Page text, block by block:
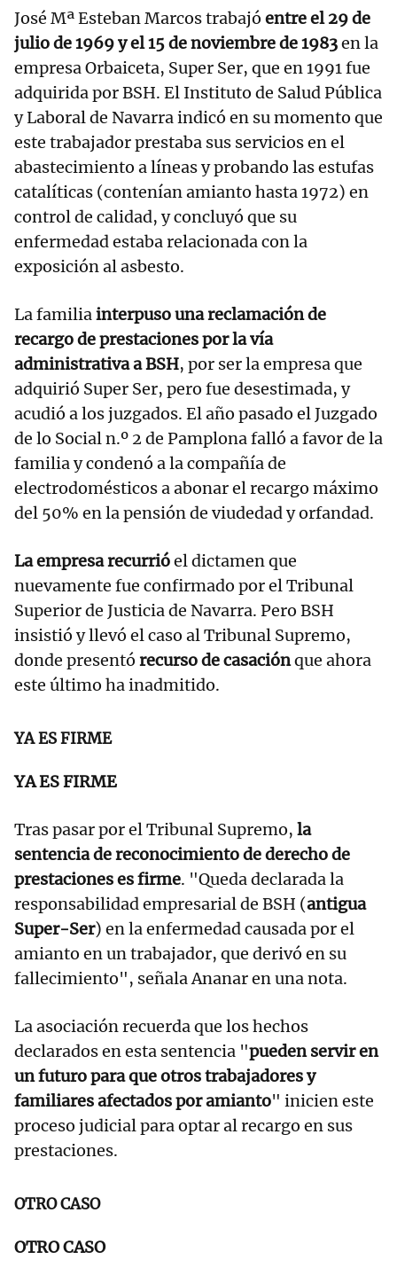
José Mª Esteban Marcos trabajó entre el 29 de
julio de 1969 y el 15 de noviembre de 1983en la
empresa Orbaiceta, Super Ser, que en 1991 fue
adquirida por BSH. El Instituto de Salud Pública
y Laboral de Navarra indicó en su momento que
este trabajador prestaba sus servicios en el
abastecimiento a líneas y probando las estufas
catalíticas (contenían amianto hasta 1972) en
control de calidad, y concluyó que su
enfermedad estaba relacionada con la
exposición al asbesto.
La familiainterpuso una reclamación de
recargo de prestaciones por la vía
administrativa a BSH, por ser la empresa que
adquirió Super Ser, pero fue desestimada, y
acudió a los juzgados. El año pasado el Juzgado
de lo Social n.º 2 de Pamplona falló a favor de la
familia y condenó a la compañía de
electrodomésticos a abonar el recargo máximo
del 50% en la pensión de viudedad y orfandad.
La empresa recurrióel dictamen que
nuevamente fue confirmado por el Tribunal
Superior de Justicia de Navarra. Pero BSH
insistió y llevó el caso al Tribunal Supremo,
donde presentó recurso de casaciónque ahora
este último ha inadmitido.
YA ES FIRME
YA ES FIRME
Tras pasar por el Tribunal Supremo, la
sentencia de reconocimiento de derecho de
prestaciones es firme. "Queda declarada la
responsabilidad empresarial de BSH (antigua
Super-Ser) en la enfermedad causada por el
amianto en un trabajador, que derivó en su
fallecimiento", señala Ananar en una nota.
La asociación recuerda que los hechos
declarados en esta sentencia "pueden servir en
un futuro para que otros trabajadores y
familiares afectados por amianto" inicien este
proceso judicial para optar al recargo en sus
prestaciones.
OTRO CASO
OTRO CASO